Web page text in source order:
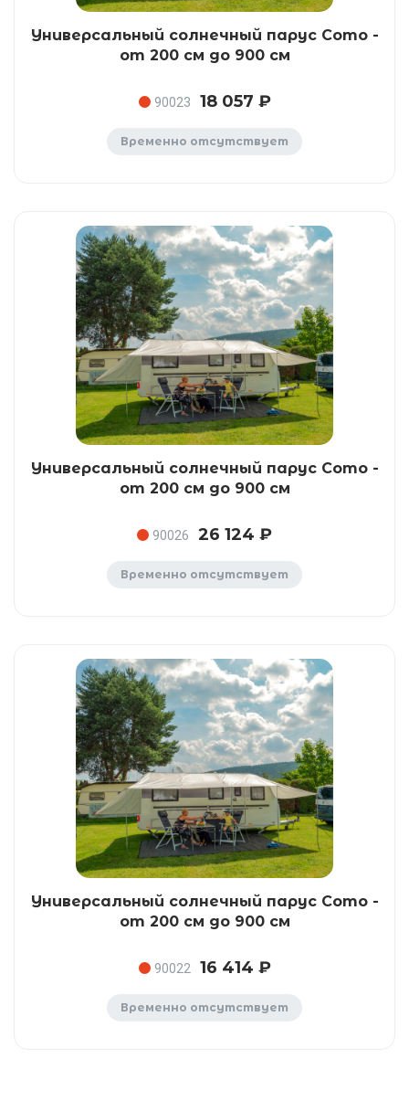
Универсальный солнечный парус Como -
от 200 см до 900 см
90023 18 057 ₽
Временно отсутствует
Универсальный солнечный парус Como -
от 200 см до 900 см
90026 26 124 ₽
Временно отсутствует
Универсальный солнечный парус Como -
от 200 см до 900 см
90022 16 414 ₽
Временно отсутствует